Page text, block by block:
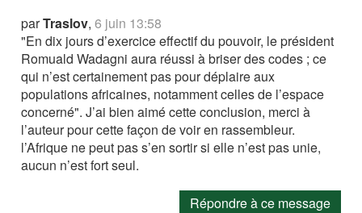
parTraslov,6 juin 13:58
"En dix jours d’exercice effectif du pouvoir, le président
Romuald Wadagni aura réussi à briser des codes ; ce
qui n’est certainement pas pour déplaire aux
populations africaines, notamment celles de l’espace
concerné". J’ai bien aimé cette conclusion, merci à
l’auteur pour cette façon de voir en rassembleur.
l’Afrique ne peut pas s’en sortir si elle n’est pas unie,
aucun n’est fort seul.
Répondre à ce message